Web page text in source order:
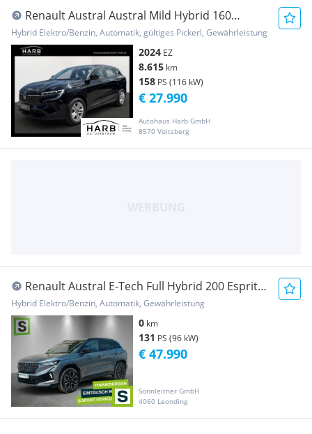
Renault Austral Austral Mild Hybrid 160
Evolution Aut.
Hybrid Elektro/Benzin, Automatik, gültiges Pickerl, Gewährleistung
2024 EZ
8.615 km
158 PS (116 kW)
Autohaus Harb GmbH
8570 Voitsberg
€ 27.990
Renault Austral E-Tech Full Hybrid 200 Esprit
Alpine Aut.
Hybrid Elektro/Benzin, Automatik, Gewährleistung
0 km
131 PS (96 kW)
Sonnleitner GmbH
4060 Leonding
€ 47.990